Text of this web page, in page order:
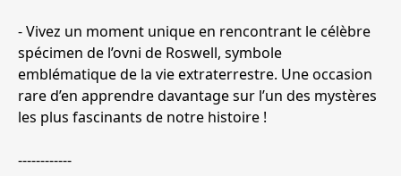
- Vivez un moment unique en rencontrant le célèbre
spécimen de l’ovni de Roswell, symbole
emblématique de la vie extraterrestre. Une occasion
rare d’en apprendre davantage sur l’un des mystères
les plus fascinants de notre histoire !
------------